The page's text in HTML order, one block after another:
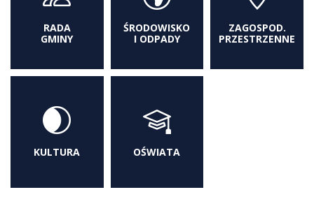
RADA
GMINY
ŚRODOWISKO
I ODPADY
ZAGOSPOD.
PRZESTRZENNE
KULTURA OŚWIATA